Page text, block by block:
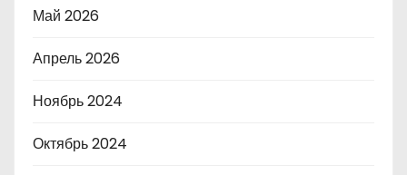
Май 2026
Апрель 2026
Ноябрь 2024
Октябрь 2024